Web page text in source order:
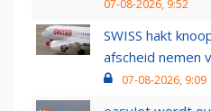
07-08-2026, 9:52
SWISS hakt
afscheid nemen
07-08-2026, 9:09